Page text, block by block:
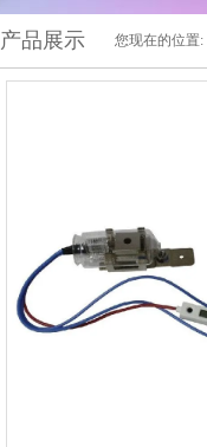
产品展示 您现在的位置: